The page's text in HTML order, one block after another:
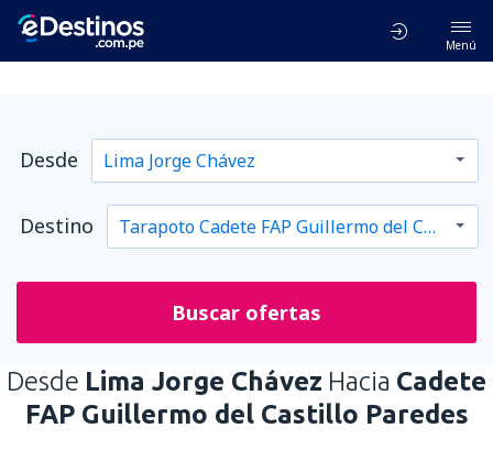
Menú
Desde
Destino
Buscar ofertas
Desde Lima Jorge Chávez Hacia Cadete
FAP Guillermo del Castillo Paredes